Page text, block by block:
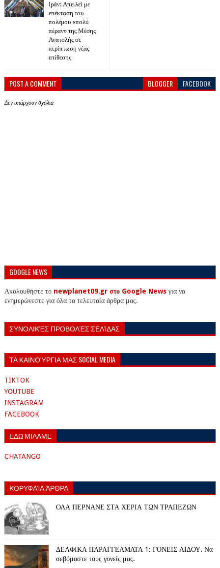
Ιράν: Απειλεί με
επέκταση του
πολέμου «πολύ
πέραν» της Μέσης
Ανατολής σε
περίπτωση νέας
επίθεσης
POST A COMMENT BLOGGER FACEBOOK
Δεν υπάρχουν σχόλια
GOOGLE NEWS
Ακολουθήστε το newplanet09.gr στο Google Newsγια να
ενημερώνεστε για όλα τα τελευταία άρθρα μας.
ΣΥΝΟΛΙΚΈΣ ΠΡΟΒΟΛΈΣ ΣΕΛΊΔΑΣ
ΤΑ ΚΑΙΝΟΎΡΓΙΑ ΜΑΣ SOCIAL MEDIA
TIKTOK
YOUTUBE
INSTAGRAM
FACEBOOK
ΕΔΩ ΜΙΛΑΜΕ
CHATANGO
ΚΟΡΥΦΑΊΑ ΆΡΘΡΑ
ΟΛΑ ΠΕΡΝΑΝΕ ΣΤΑ ΧΕΡΙΑ ΤΩΝ ΤΡΑΠΕΖΩΝ
ΔΕΛΦΙΚΑ ΠΑΡΑΓΓΕΛΜΑΤΑ 1: ΓΟΝΕΙΣ ΑΙΔΟΥ. Να
σεβόμαστε τους γονείς μας.